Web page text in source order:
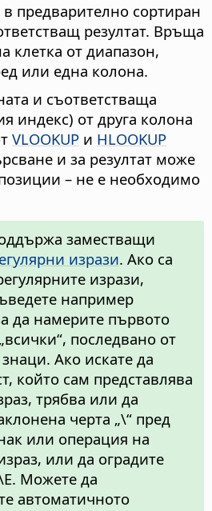
предварително сортиран
резултат. Връща
клетка от диапазон,
или една колона.
и съответстваща
индекс) от друга колона
VLOOKUP и HLOOKUP
и за резултат може
– не е необходимо
заместващи
изрази. Ако са
изрази,
например
да намерите първото
последвано от
Ако искате да
който сам представлява
трябва или да
черта „\“ пред
или операция на
или да оградите
Можете да
автоматичното